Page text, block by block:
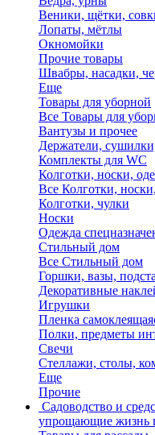
Веники, щётки,
Лопаты, мётлы
Окномойки
Прочие товары
Швабры, насадки,
Еще
Товары для уборной
Все Товары для
Вантузы и прочее
Держатели,
Комплекты для WC
Колготки, носки,
Все Колготки,
Колготки, чулки
Носки
Одежда
Стильный дом
Все Стильный дом
Горшки, вазы,
Декоративные
Игрушки
Пленка
Полки, предметы
Свечи
Стеллажи, столы,
Еще
Прочие
Садоводство и
упрощающие жизнь